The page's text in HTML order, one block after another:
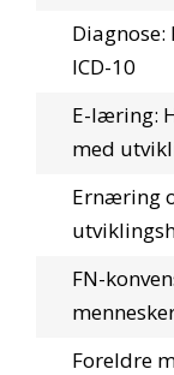
ICD-10
E-læring:
med
Ernæring
FN-
Foreldre